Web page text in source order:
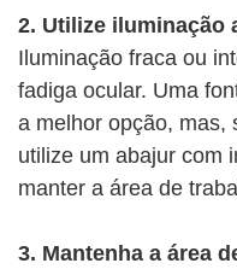
2. Utilize iluminação
Iluminação fraca ou
fadiga ocular. Uma
a melhor opção, mas,
utilize um abajur com
manter a área de
3. Mantenha a área